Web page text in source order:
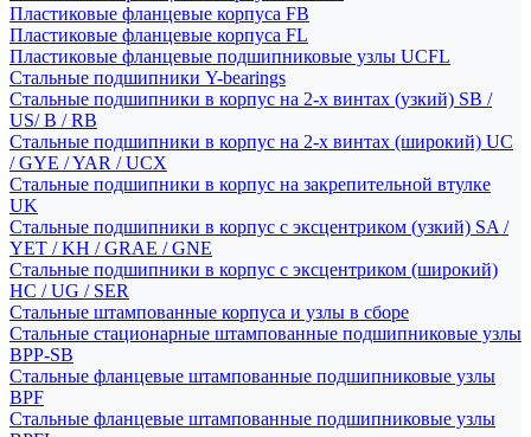
Пластиковые фланцевые корпуса FB
Пластиковые фланцевые корпуса FL
Пластиковые фланцевые подшипниковые узлы UCFL
Стальные подшипники Y-bearings
Стальные подшипники в корпус на 2-х винтах (узкий) SB /
US/ B / RB
Стальные подшипники в корпус на 2-х винтах (широкий) UC
/ GYE / YAR / UCX
Стальные подшипники в корпус на закрепительной втулке
UK
Стальные подшипники в корпус с эксцентриком (узкий) SA /
YET / KH / GRAE / GNE
Стальные подшипники в корпус с эксцентриком (широкий)
HC / UG / SER
Стальные штампованные корпуса и узлы в сборе
Стальные стационарные штампованные подшипниковые узлы
BPP-SB
Стальные фланцевые штампованные подшипниковые узлы
BPF
Стальные фланцевые штампованные подшипниковые узлы